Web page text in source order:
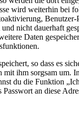
wird weiterhin bei
nicht dauerhaft
Daten
so dass es
ihm sorgsam
du die Funktion
an diese